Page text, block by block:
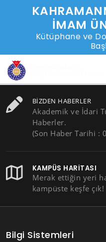
İMAM
Kütüphane ve
BIZDEN HABERLER
Akademik ve İdari
Haberler.
(Son Haber Tarihi :
KAMPÜS HARITASI
Merak ettiğin yeri
kampüste keşfe çık!
Bilgi Sistemleri